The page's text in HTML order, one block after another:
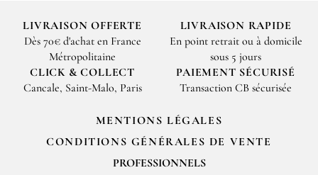
LIVRAISON OFFERTE
Dès 70€ d'achat en France
Métropolitaine
LIVRAISON RAPIDE
En point retrait ou à domicile
sous 5 jours
CLICK & COLLECT
Cancale, Saint-Malo, Paris
PAIEMENT SÉCURISÉ
Transaction CB sécurisée
MENTIONS LÉGALES
CONDITIONS GÉNÉRALES DE VENTE
PROFESSIONNELS